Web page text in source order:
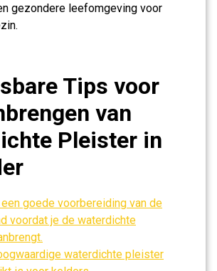
gezondere leefomgeving voor
Tips voor
van
Pleister in
goede voorbereiding van de
voordat je de waterdichte
waterdichte pleister